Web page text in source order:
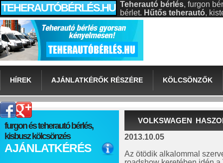
TEHERAUTÓBÉRLÉS.HU Teherautó bérlés, furgon
bérlet. Hűtős teherautó,
HÍREK AJÁNLATKÉRŐK RÉSZÉRE KÖLCSÖNZŐK
furgon és teherautó bérlés,
kisbusz kölcsönzés
AJÁNLATKÉRÉS
VOLKSWAGEN
2013.10.05
Az ötödik alkalommal